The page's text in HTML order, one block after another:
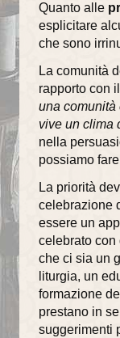
Attività
Contatti
Quanto alle
esplicitare
che sono
La comunità
rapporto con
una comunità
vive un clima
nella
possiamo
La priorità
celebrazione
essere un
celebrato
che ci sia un
liturgia, un
formazione
prestano in
suggerimenti